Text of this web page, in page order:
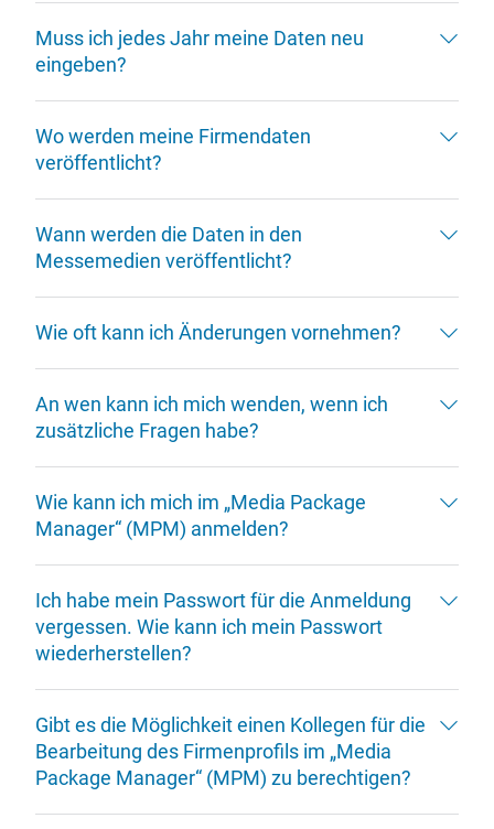
Muss ich jedes Jahr meine Daten neu
eingeben?
Wo werden meine Firmendaten
veröffentlicht?
Wann werden die Daten in den
Messemedien veröffentlicht?
Wie oft kann ich Änderungen vornehmen?
An wen kann ich mich wenden, wenn ich
zusätzliche Fragen habe?
Wie kann ich mich im „Media Package
Manager“ (MPM) anmelden?
Ich habe mein Passwort für die Anmeldung
vergessen. Wie kann ich mein Passwort
wiederherstellen?
Gibt es die Möglichkeit einen Kollegen für die
Bearbeitung des Firmenprofils im „Media
Package Manager“ (MPM) zu berechtigen?